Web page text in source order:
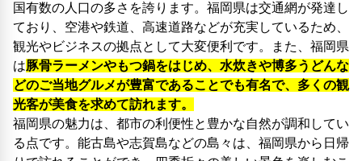
国有数の人口の多さを誇ります。福岡県は交通網が発達し
ており、空港や鉄道、高速道路などが充実しているため、
観光やビジネスの拠点として大変便利です。また、福岡県
は豚骨ラーメンやもつ鍋をはじめ、水炊きや博多うどんな
どのご当地グルメが豊富であることでも有名で、多くの観
光客が美食を求めて訪れます。
福岡県の魅力は、都市の利便性と豊かな自然が調和してい
る点です。能古島や志賀島などの島々は、福岡県から日帰